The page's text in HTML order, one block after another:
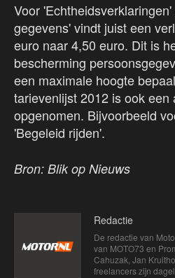
Voor
gegevens' vindt juist een
euro naar 4,50 euro. Dit is
bescherming
een maximale hoogte
tarievenlijst 2012 is ook
opgenomen. Bijvoorbeeld
'Begeleid rijden'.
Bron: Blik op Nieuws
Redactie
De redactie van
van MOTO73 en
Cahuzak, Jan
freelancers zijn